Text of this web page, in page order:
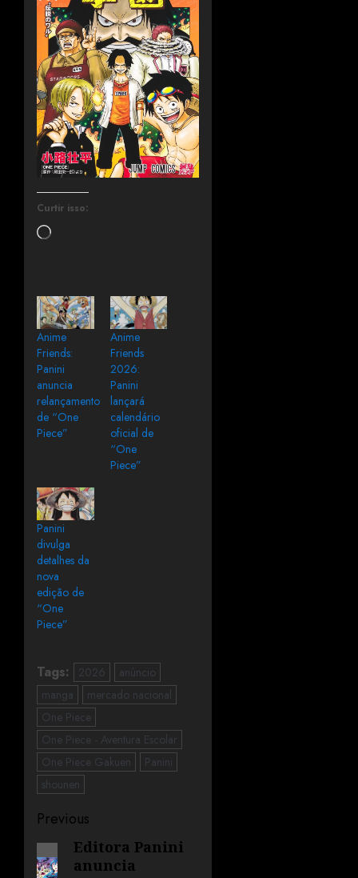
Curtir isso:
Anime
Friends:
Panini
anuncia
relançamento
de “One
Piece”
Anime
Friends
2026:
Panini
lançará
calendário
oficial de
“One
Piece”
Panini
divulga
detalhes da
nova
edição de
“One
Piece”
Tags: 2026
anúncio
manga
mercado nacional
One Piece
One Piece - Aventura Escolar
One Piece Gakuen
Panini
shounen
Previous
Editora Panini
anuncia